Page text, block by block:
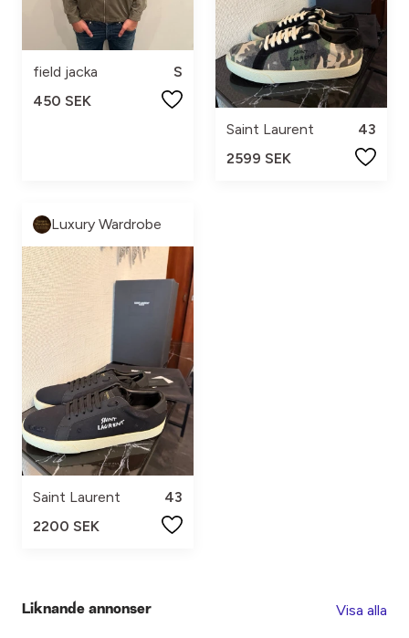
field jacka
S
450 SEK
Saint Laurent
43
2599 SEK
Luxury Wardrobe
Saint Laurent
43
2200 SEK
Liknande annonser Visa alla